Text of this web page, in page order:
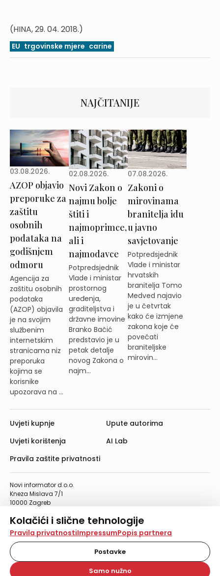
Kolačići i slične tehnologije
Na našoj web stranici koristimo kolačiće i slične
tehnologije za pohranu, čitanje i obradu informacija na
vašem uređaju. Time poboljšavamo korisničko iskustvo,
analiziramo promet na stranici te prikazujemo sadržaje i
oglase koji vas zanimaju. Korisnički profili mogu se kreirati
Pravila privatnostiImpressumPopis partnera
Postavke
Samo nužno
(HINA, 29. 04. 2018.)
EU trgovinske mjere carine
NAJČITANIJE
03.08.2026.
AZOP objavio
preporuke za
zaštitu
osobnih
podataka na
godišnjem
odmoru
Agencija za
zaštitu osobnih
podataka
(AZOP) objavila
je na svojim
službenim
internetskim
stranicama niz
preporuka
kojima se
korisnike
upozorava na ...
02.08.2026.
Novi Zakon o
najmu bolje
štiti i
najmoprimce,
ali i
najmodavce
Potpredsjednik
Vlade i ministar
prostornog
uređenja,
graditeljstva i
državne imovine
Branko Bačić
predstavio je u
petak detalje
novog Zakona o
najm...
07.08.2026.
Zakoni o
mirovinama
branitelja idu
u javno
savjetovanje
Potpredsjednik
Vlade i ministar
hrvatskih
branitelja Tomo
Medved najavio
je u četvrtak
kako će izmjene
zakona koje će
povećati
braniteljske
mirovin...
Novi informator d.o.o.
Kneza Mislava 7/1
10000 Zagreb
Telefaks: 01/4612-553
info@informator.hr
PRATITE NAS:
Uvjeti kupnje
Uvjeti korištenja
Pravila zaštite privatnosti
Upute autorima
AI Lab